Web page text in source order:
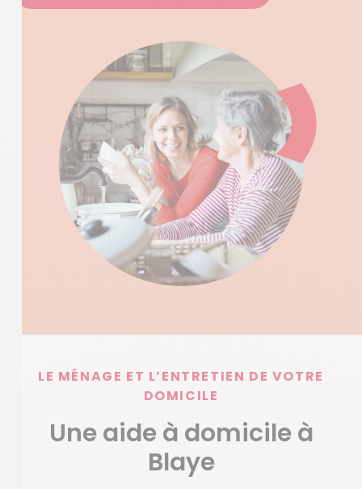
LE MÉNAGE ET L’ENTRETIEN DE VOTRE
DOMICILE
Une aide à domicile à
Blaye